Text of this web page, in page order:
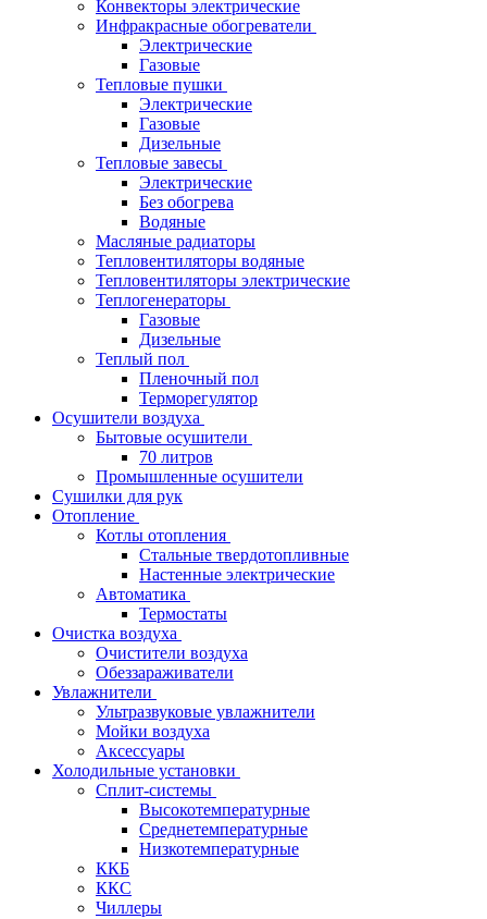
Конвекторы электрические
Инфракрасные обогреватели
Электрические
Газовые
Тепловые пушки
Электрические
Газовые
Дизельные
Тепловые завесы
Электрические
Без обогрева
Водяные
Масляные радиаторы
Тепловентиляторы водяные
Тепловентиляторы электрические
Теплогенераторы
Газовые
Дизельные
Теплый пол
Пленочный пол
Терморегулятор
Осушители воздуха
Бытовые осушители
70 литров
Промышленные осушители
Сушилки для рук
Отопление
Котлы отопления
Стальные твердотопливные
Настенные электрические
Автоматика
Термостаты
Очистка воздуха
Очистители воздуха
Обеззараживатели
Увлажнители
Ультразвуковые увлажнители
Мойки воздуха
Аксессуары
Холодильные установки
Сплит-системы
Высокотемпературные
Среднетемпературные
Низкотемпературные
ККБ
ККС
Чиллеры